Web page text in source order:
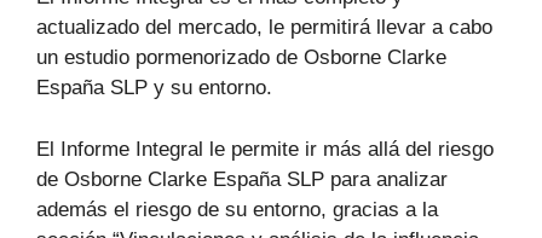
actualizado del mercado, le permitirá llevar a cabo
un estudio pormenorizado de Osborne Clarke
España SLP y su entorno.
El Informe Integral le permite ir más allá del riesgo
de Osborne Clarke España SLP para analizar
además el riesgo de su entorno, gracias a la